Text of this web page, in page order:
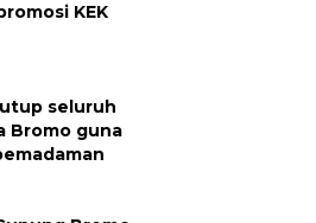
KEK
seluruh
Bromo guna